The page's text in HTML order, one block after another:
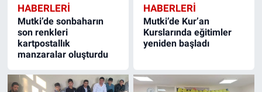
HABERLERI
Mutki’de sonbaharın
son renkleri
kartpostallık
manzaralar oluşturdu
HABERLERI
Mutki’de Kur’an
Kurslarında eğitimler
yeniden başladı